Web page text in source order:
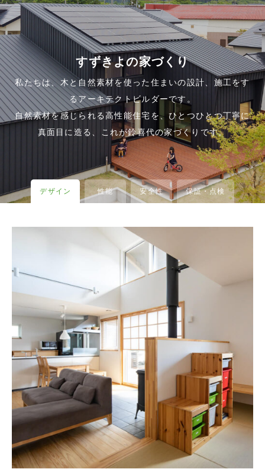
すずきよの家づくり
私たちは、木と自然素材を使った住まいの設計、施工をす
るアーキテクトビルダーです。
自然素材を感じられる高性能住宅を、ひとつひとつ丁寧に
真面目に造る、これが鈴喜代の家づくりです。
デザイン 性能 安全性 保証・点検